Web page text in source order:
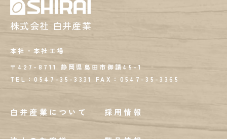
株式会社 白井産業
本社・本社工場
〒427-8711 静岡県島田市御請45-1
TEL：0547-35-3331
FAX： 0547-35-3365
白井産業について 採用情報